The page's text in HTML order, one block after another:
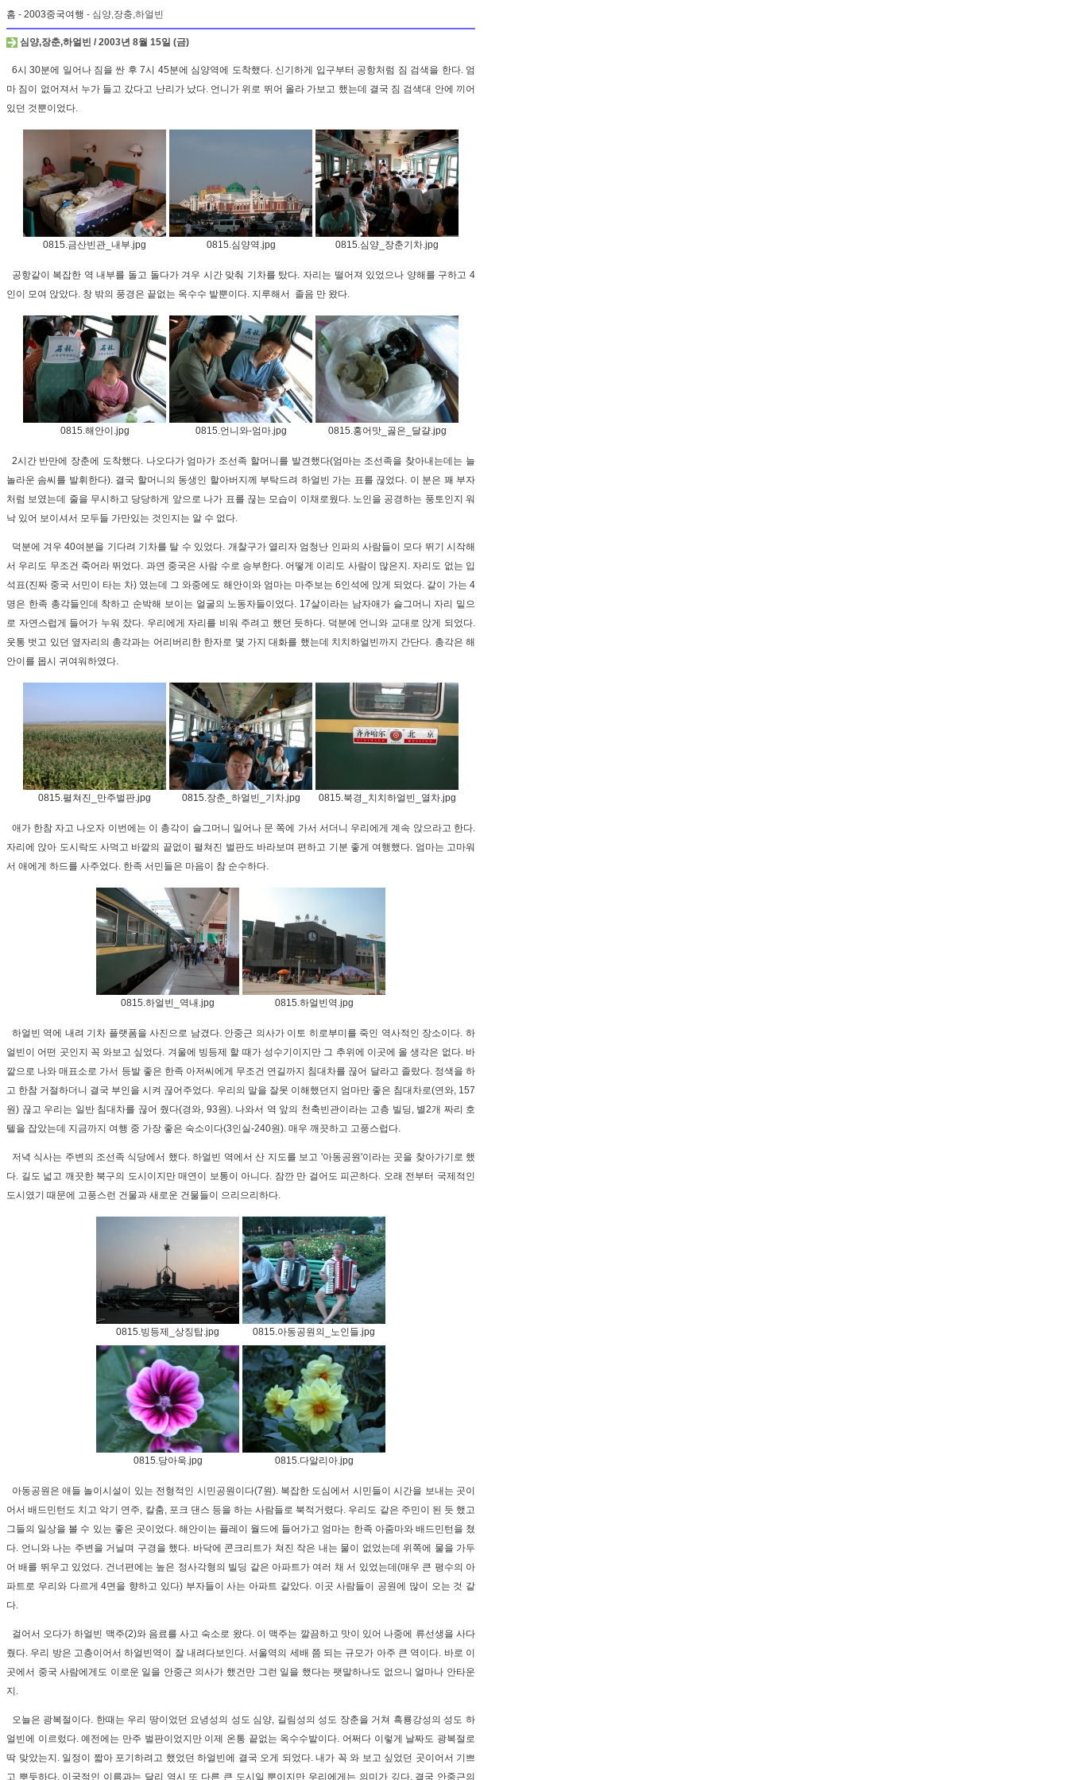
홈 - 2003중국여행 - 심양,장충,하얼빈
심양,장춘,하얼빈 / 2003년 8월 15일 (금)
6시 30분에 일어나 짐을 싼 후 7시 45분에 심양역에 도착했다. 신기하게 입구부터 공항처럼 짐 검색을 한다. 엄
마 짐이 없어져서 누가 들고 갔다고 난리가 났다. 언니가 위로 뛰어 올라 가보고 했는데 결국 짐 검색대 안에 끼어
있던 것뿐이었다.
0815.금산빈관_내부.jpg 0815.심양역.jpg 0815.심양_장춘기차.jpg
공항같이 복잡한 역 내부를 돌고 돌다가 겨우 시간 맞춰 기차를 탔다. 자리는 떨어져 있었으나 양해를 구하고 4
인이 모여 앉았다. 창 밖의 풍경은 끝없는 옥수수 밭뿐이다. 지루해서 졸음 만 왔다.
0815.해안이.jpg 0815.언니와-엄마.jpg 0815.홍어맛_곯은_달걀.jpg
2시간 반만에 장춘에 도착했다. 나오다가 엄마가 조선족 할머니를 발견했다(엄마는 조선족을 찾아내는데는 늘
놀라운 솜씨를 발휘한다). 결국 할머니의 동생인 할아버지께 부탁드려 하얼빈 가는 표를 끊었다. 이 분은 꽤 부자
처럼 보였는데 줄을 무시하고 당당하게 앞으로 나가 표를 끊는 모습이 이채로웠다. 노인을 공경하는 풍토인지 워
낙 있어 보이셔서 모두들 가만있는 것인지는 알 수 없다.
덕분에 겨우 40여분을 기다려 기차를 탈 수 있었다. 개찰구가 열리자 엄청난 인파의 사람들이 모다 뛰기 시작해
서 우리도 무조건 죽어라 뛰었다. 과연 중국은 사람 수로 승부한다. 어떻게 이리도 사람이 많은지. 자리도 없는 입
석표(진짜 중국 서민이 타는 차) 였는데 그 와중에도 해안이와 엄마는 마주보는 6인석에 앉게 되었다. 같이 가는 4
명은 한족 총각들인데 착하고 순박해 보이는 얼굴의 노동자들이었다. 17살이라는 남자애가 슬그머니 자리 밑으
로 자연스럽게 들어가 누워 잤다. 우리에게 자리를 비워 주려고 했던 듯하다. 덕분에 언니와 교대로 앉게 되었다.
웃통 벗고 있던 옆자리의 총각과는 어리버리한 한자로 몇 가지 대화를 했는데 치치하얼빈까지 간단다. 총각은 해
안이를 몹시 귀여워하였다.
0815.펼쳐진_만주벌판.jpg 0815.장춘_하얼빈_기차.jpg 0815.북경_치치하얼빈_열차.jpg
애가 한참 자고 나오자 이번에는 이 총각이 슬그머니 일어나 문 쪽에 가서 서더니 우리에게 계속 앉으라고 한다.
자리에 앉아 도시락도 사먹고 바깥의 끝없이 펼쳐진 벌판도 바라보며 편하고 기분 좋게 여행했다. 엄마는 고마워
서 애에게 하드를 사주었다. 한족 서민들은 마음이 참 순수하다.
0815.하얼빈_역내.jpg 0815.하얼빈역.jpg
하얼빈 역에 내려 기차 플랫폼을 사진으로 남겼다. 안중근 의사가 이토 히로부미를 죽인 역사적인 장소이다. 하
얼빈이 어떤 곳인지 꼭 와보고 싶었다. 겨울에 빙등제 할 때가 성수기이지만 그 추위에 이곳에 올 생각은 없다. 바
깥으로 나와 매표소로 가서 등발 좋은 한족 아저씨에게 무조건 연길까지 침대차를 끊어 달라고 졸랐다. 정색을 하
고 한참 거절하더니 결국 부인을 시켜 끊어주었다. 우리의 말을 잘못 이해했던지 엄마만 좋은 침대차로(연와, 157
원) 끊고 우리는 일반 침대차를 끊어 줬다(경와, 93원). 나와서 역 앞의 천축빈관이라는 고층 빌딩, 별2개 짜리 호
텔을 잡았는데 지금까지 여행 중 가장 좋은 숙소이다(3인실-240원). 매우 깨끗하고 고풍스럽다.
저녁 식사는 주변의 조선족 식당에서 했다. 하얼빈 역에서 산 지도를 보고 '아동공원'이라는 곳을 찾아가기로 했
다. 길도 넓고 깨끗한 북구의 도시이지만 매연이 보통이 아니다. 잠깐 만 걸어도 피곤하다. 오래 전부터 국제적인
도시였기 때문에 고풍스런 건물과 새로운 건물들이 으리으리하다.
0815.빙등제_상징탑.jpg 0815.아동공원의_노인들.jpg
0815.당아욱.jpg 0815.다알리아.jpg
아동공원은 애들 놀이시설이 있는 전형적인 시민공원이다(7원). 복잡한 도심에서 시민들이 시간을 보내는 곳이
어서 배드민턴도 치고 악기 연주, 칼춤, 포크 댄스 등을 하는 사람들로 북적거렸다. 우리도 같은 주민이 된 듯 했고
그들의 일상을 볼 수 있는 좋은 곳이었다. 해안이는 플레이 월드에 들어가고 엄마는 한족 아줌마와 배드민턴을 쳤
다. 언니와 나는 주변을 거닐며 구경을 했다. 바닥에 콘크리트가 쳐진 작은 내는 물이 없었는데 위쪽에 물을 가두
어 배를 뛰우고 있었다. 건너편에는 높은 정사각형의 빌딩 같은 아파트가 여러 채 서 있었는데(매우 큰 평수의 아
파트로 우리와 다르게 4면을 향하고 있다) 부자들이 사는 아파트 같았다. 이곳 사람들이 공원에 많이 오는 것 같
다.
걸어서 오다가 하얼빈 맥주(2)와 음료를 사고 숙소로 왔다. 이 맥주는 깔끔하고 맛이 있어 나중에 류선생을 사다
줬다. 우리 방은 고층이어서 하얼빈역이 잘 내려다보인다. 서울역의 세배 쯤 되는 규모가 아주 큰 역이다. 바로 이
곳에서 중국 사람에게도 이로운 일을 안중근 의사가 했건만 그런 일을 했다는 팻말하나도 없으니 얼마나 안타운
지.
오늘은 광복절이다. 한때는 우리 땅이었던 요녕성의 성도 심양, 길림성의 성도 장춘을 거쳐 흑룡강성의 성도 하
얼빈에 이르렀다. 예전에는 만주 벌판이었지만 이제 온통 끝없는 옥수수밭이다. 어쩌다 이렇게 날짜도 광복절로
딱 맞았는지. 일정이 짧아 포기하려고 했었던 하얼빈에 결국 오게 되었다. 내가 꼭 와 보고 싶었던 곳이어서 기쁘
고 뿌듯하다. 이국적인 이름과는 달리 역시 또 다른 큰 도시일 뿐이지만 우리에게는 의미가 깊다. 결국 안중근의